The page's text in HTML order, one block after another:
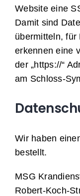
Website eine
Damit sind
übermitteln, für
erkennen eine
der „https://“
am Schloss-
Wir haben
bestellt.
MSG
Robert-Koch-